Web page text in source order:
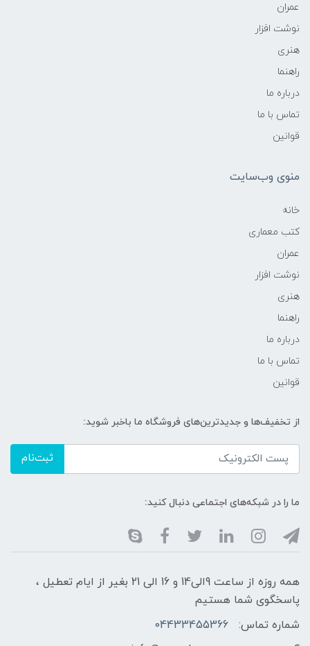
عمران
نوشت افزار
هنری
راهنما
درباره ما
تماس با ما
قوانین
منوی وب‌سایت
خانه
کتب معماری
عمران
نوشت افزار
هنری
راهنما
درباره ما
تماس با ما
قوانین
از تخفیف‌ها و جدیدترین‌های فروشگاه ما باخبر شوید:
ثبت‌نام
ما را در شبکه‌های اجتماعی دنبال کنید:
همه روزه از ساعت 9الی14 و 16 الی 21 بغیر از ایام تعطیل ،
پاسخگوی شما هستیم
شماره تماس:
04433455366